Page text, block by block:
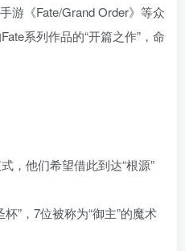
游《Fate/Grand Order》等众
系列作品的“开篇之作”，命
，他们希望借此到达“根源”
”，7位被称为“御主”的魔术